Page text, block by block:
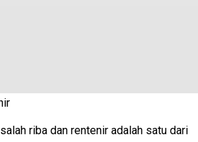
riba dan rentenir adalah satu dari